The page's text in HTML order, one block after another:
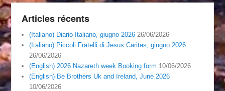
Articles récents
(Italiano) Diario Italiano, giugno 2026 26/06/2026
(Italiano) Piccoli Fratelli di Jesus Caritas, giugno 2026
26/06/2026
(English) 2026 Nazareth week Booking form 10/06/2026
(English) Be Brothers Uk and Ireland, June 2026
10/06/2026